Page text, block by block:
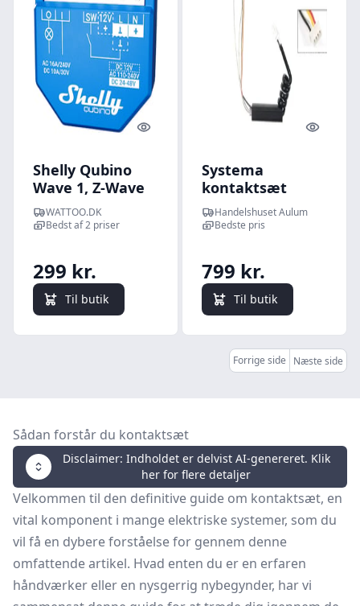
Quick look
Shelly Qubino
Wave 1, Z-Wave
16A rel
WATTOO.DK
Bedst af 2 priser
299 kr.
Til butik
Quick
Systema
kontaktsæt
Device 4 til PTW
Handelshuset Aulum
Bedste pris
799 kr.
Til butik
Forrige side Næste side
Sådan forstår du kontaktsæt
Disclaimer: Indholdet er delvist AI-genereret. Klik
her for flere detaljer
Velkommen til den definitive guide om kontaktsæt, en
vital komponent i mange elektriske systemer, som du
vil få en dybere forståelse for gennem denne
omfattende artikel. Hvad enten du er en erfaren
håndværker eller en nysgerrig nybegynder, har vi